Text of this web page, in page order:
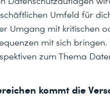
Umfeld für
Umgang mit kritischen
mit sich
zum Thema
kommt die